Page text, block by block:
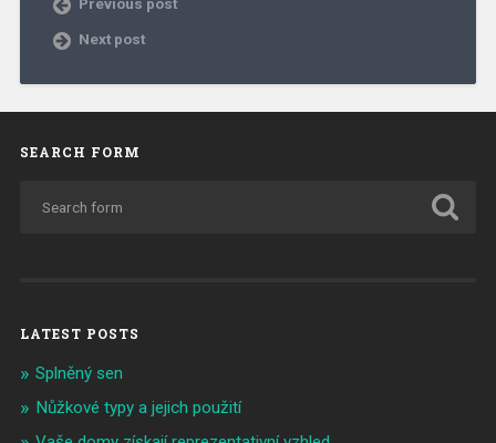
Next post
SEARCH FORM
LATEST POSTS
Splněný sen
Nůžkové typy a jejich použití